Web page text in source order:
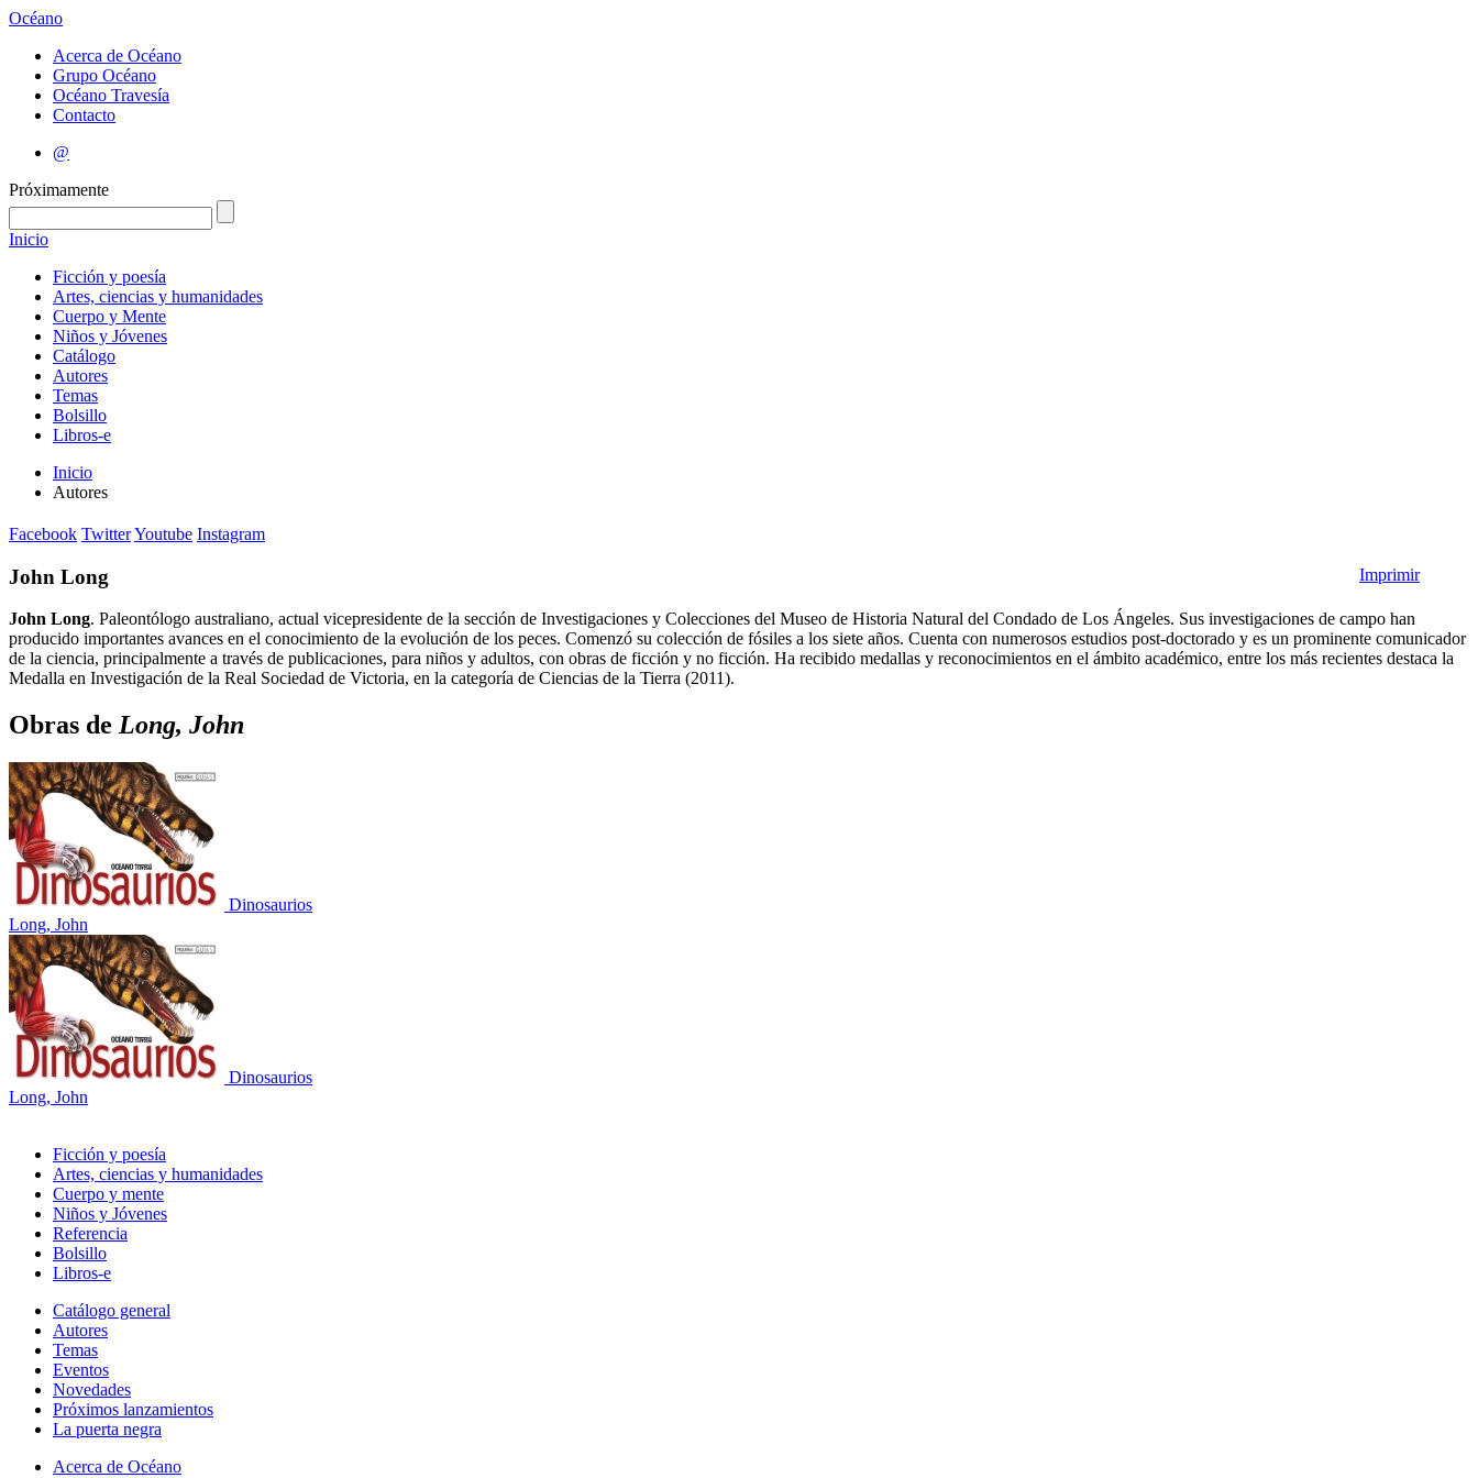
Océano
Acerca de Océano
Grupo Océano
Océano Travesía
Contacto
@
Próximamente
Inicio
Ficción y poesía
Artes, ciencias y humanidades
Cuerpo y Mente
Niños y Jóvenes
Catálogo
Autores
Temas
Bolsillo
Libros-e
Inicio
Autores
Facebook TwitterYoutube Instagram
Imprimir
John Long
John Long. Paleontólogo australiano, actual vicepresidente de la sección de Investigaciones y Colecciones del Museo de Historia Natural del Condado de Los Ángeles. Sus investigaciones de campo han
producido importantes avances en el conocimiento de la evolución de los peces. Comenzó su colección de fósiles a los siete años. Cuenta con numerosos estudios post-doctorado y es un prominente comunicador
de la ciencia, principalmente a través de publicaciones, para niños y adultos, con obras de ficción y no ficción. Ha recibido medallas y reconocimientos en el ámbito académico, entre los más recientes destaca la
Medalla en Investigación de la Real Sociedad de Victoria, en la categoría de Ciencias de la Tierra (2011).
Obras de Long, John
Dinosaurios
Long, John
Dinosaurios
Long, John
Ficción y poesía
Artes, ciencias y humanidades
Cuerpo y mente
Niños y Jóvenes
Referencia
Bolsillo
Libros-e
Catálogo general
Autores
Temas
Eventos
Novedades
Próximos lanzamientos
La puerta negra
Acerca de Océano